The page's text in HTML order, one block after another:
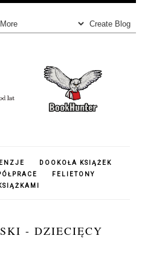
DOOKOŁA KSIĄŻEK
FELIETONY
- DZIECIĘCY